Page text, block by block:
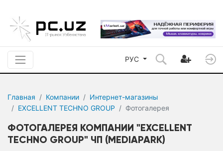
РУС
Главная Компании
Интернет-магазины
EXCELLENT TECHNO GROUP
Фотогалерея
ФОТОГАЛЕРЕЯ КОМПАНИИ "EXCELLENT
TECHNO GROUP" ЧП (MEDIAPARK)